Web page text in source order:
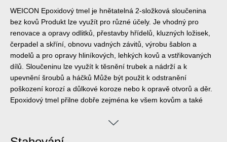
WEICON Epoxidový tmel je hnětatelná 2-složková sloučenina
bez kovů Produkt lze využít pro různé účely. Je vhodný pro
renovace a opravy odlitků, přestavby hřídelů, kluzných ložisek,
čerpadel a skříní, obnovu vadných závitů, výrobu šablon a
modelů a pro opravy hliníkových, lehkých kovů a vstřikovaných
dílů. Sloučeninu lze využít k těsnění trubek a nádrží a k
upevnění šroubů a háčků Může být použit k odstranění
poškození korozí a důlkové koroze nebo k opravě otvorů a děr.
Epoxidový tmel přilne dobře zejména ke všem kovům a také
Po vytvrzení, je WEICON Epoxidový tmel obrobitelný,